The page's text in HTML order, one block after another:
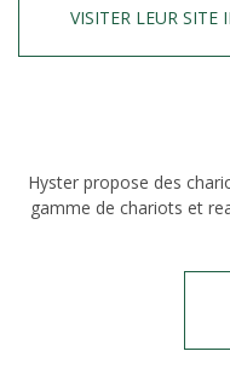
VISITER LEUR SITE
Hyster propose des
gamme de chariots et